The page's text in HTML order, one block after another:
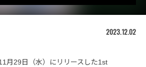
2023.12.02
月29日（水）にリリースした1st